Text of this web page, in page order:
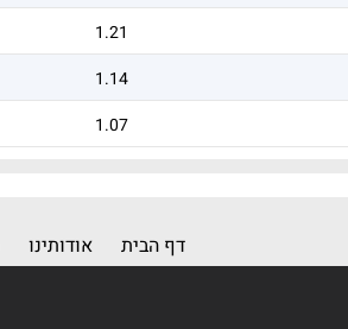
1.21
1.14
1.07
דף הבית אודותינו